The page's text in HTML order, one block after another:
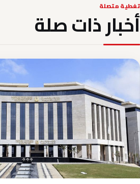
تغطية متصلة
أخبار ذات صلة